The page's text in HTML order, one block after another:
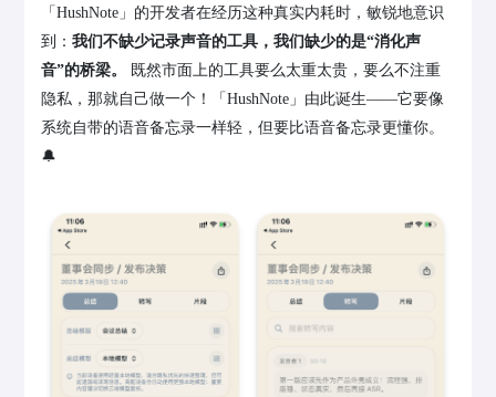
「HushNote」的开发者在经历这种真实内耗时，敏锐地意识
到：我们不缺少记录声音的工具，我们缺少的是“消化声
音”的桥梁。
既然市面上的工具要么太重太贵，要么不注重
隐私，那就自己做一个！「HushNote」由此诞生——它要像
系统自带的语音备忘录一样轻，但要比语音备忘录更懂你。
🔔